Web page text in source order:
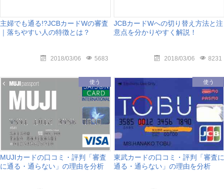
主婦でも通る!?JCBカードWの審査
｜落ちやすい人の特徴とは？
2018/03/06 5683
JCBカードWへの切り替え方法と注
意点を分かりやすく解説！
2018/03/06 8231
使う
MUJIカードの口コミ・評判「審査
に通る・通らない」の理由を分析
使う
東武カードの口コミ・評判「審査に
通る・通らない」の理由を分析